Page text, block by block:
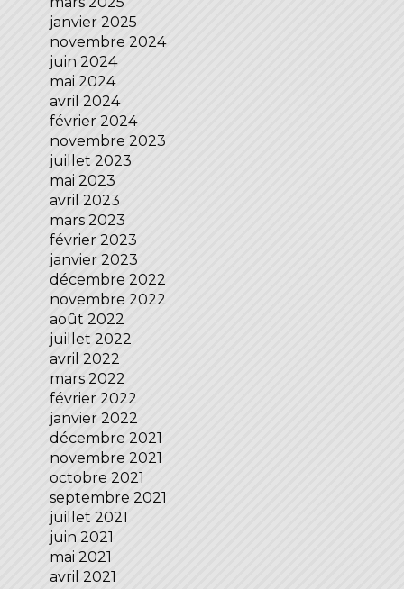
janvier 2025
novembre 2024
juin 2024
mai 2024
avril 2024
février 2024
novembre 2023
juillet 2023
mai 2023
avril 2023
mars 2023
février 2023
janvier 2023
décembre 2022
novembre 2022
août 2022
juillet 2022
avril 2022
mars 2022
février 2022
janvier 2022
décembre 2021
novembre 2021
octobre 2021
septembre 2021
juillet 2021
juin 2021
mai 2021
avril 2021